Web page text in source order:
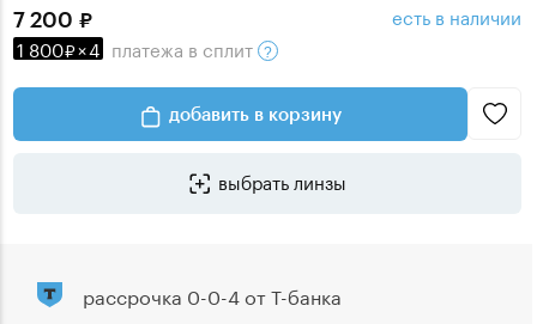
7 200
1 800 ×4 платежа в сплит
есть в наличии
добавить в корзину
выбрать линзы
рассрочка 0-0-4 от Т-банка